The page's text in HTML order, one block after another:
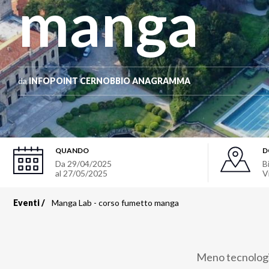
manga
daINFOPOINT CERNOBBIO ANAGRAMMA
QUANDO
Da 29/04/2025
al 27/05/2025
Briciole
Eventi Manga Lab - corso fumetto manga
Meno